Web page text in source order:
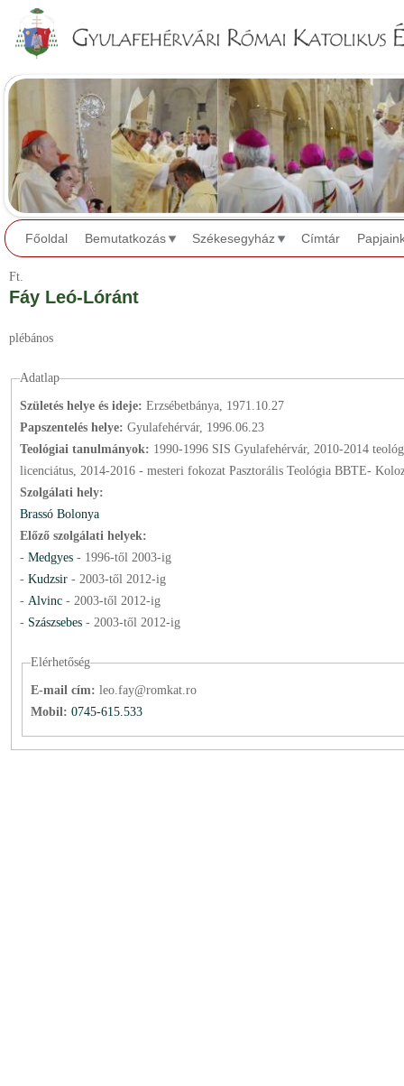
Főoldal Bemutatkozás Székesegyház Címtár
Ft.
Fáy Leó-Lóránt
plébános
Adatlap
Születés helye és ideje: Erzsébetbánya, 1971.10.27
Papszentelés helye: Gyulafehérvár, 1996.06.23
Teológiai tanulmányok: 1990-1996 SIS Gyulafehérvár, 2010-2014 teológiai
licenciátus, 2014-2016 - mesteri fokozat Pasztorális Teológia BBTE-
Szolgálati hely:
Brassó Bolonya
Előző szolgálati helyek:
- Medgyes - 1996-től 2003-ig
- Kudzsir - 2003-től 2012-ig
- Alvinc- 2003-től 2012-ig
- Szászsebes- 2003-től 2012-ig
Elérhetőség
E-mail cím: leo.fay@romkat.ro
Mobil: 0745-615.533